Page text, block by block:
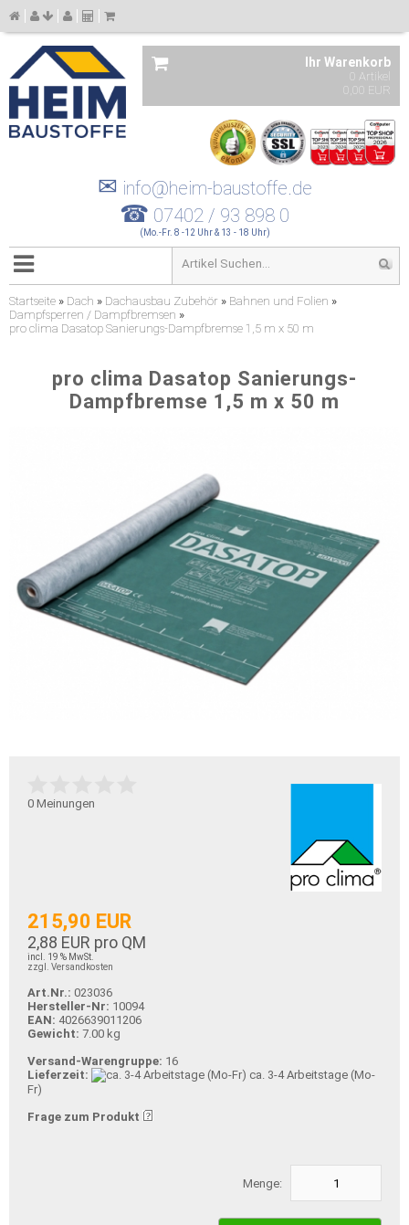
Ihr Warenkorb
0 Artikel
0,00 EUR
✉ info@heim-baustoffe.de
☎ 07402 / 93 898 0
(Mo.-Fr. 8 -12 Uhr & 13 - 18 Uhr)
Startseite » Dach » Dachausbau Zubehör » Bahnen und Folien »
Dampfsperren / Dampfbremsen »
pro clima Dasatop Sanierungs-Dampfbremse 1,5 m x 50 m
pro clima Dasatop Sanierungs-
Dampfbremse 1,5 m x 50 m
0 Meinungen
215,90 EUR
2,88 EUR pro QM
incl. 19 % MwSt.
zzgl. Versandkosten
Art.Nr.: 023036
Hersteller-Nr: 10094
EAN: 4026639011206
Gewicht: 7.00 kg
Versand-Warengruppe: 16
Lieferzeit:
ca. 3-4 Arbeitstage (Mo-
Fr)
Frage zum Produkt
Menge: